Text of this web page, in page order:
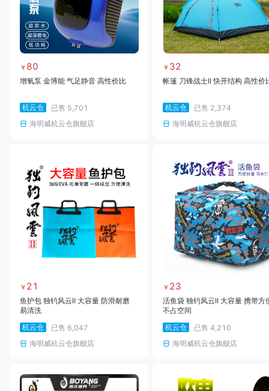
￥ 80
增氧泵 金博能 气足静音 高性价比
杭云仓 已售 5,701
海明威杭云仓旗舰店
￥ 32
帐篷 刀锋战士II 快开结构 高性价
杭云仓 已售 2,374
海明威杭云仓旗舰店
￥ 21
鱼护包 独钓风云II 大容量 防滑耐磨
易清洗
杭云仓
已售 6,047
海明威杭云仓旗舰店
￥ 23
活鱼袋 独钓风云II 大容量 携带方
不占空间
杭云仓
已售 4,210
海明威杭云仓旗舰店